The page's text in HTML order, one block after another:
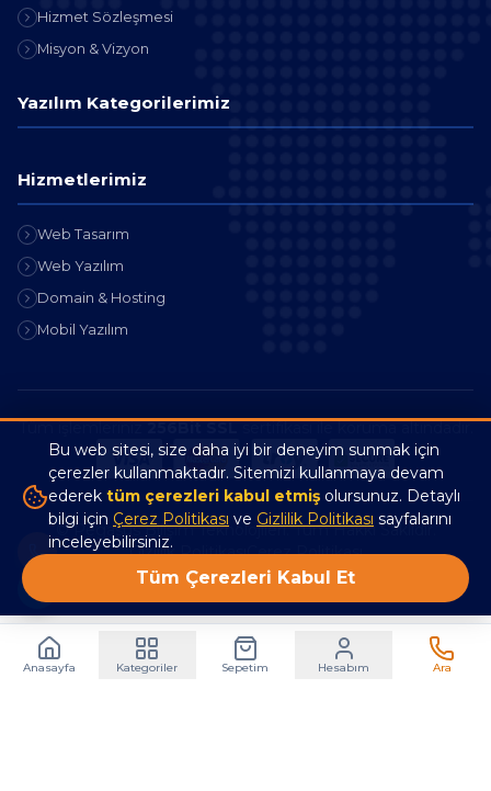
Hizmet Sözleşmesi
Misyon & Vizyon
Yazılım Kategorilerimiz
Hizmetlerimiz
Web Tasarım
Web Yazılım
Domain & Hosting
Mobil Yazılım
Tüm işlemleriniz256Bit SSLsertifikası ile koruma altındadır.
© Pegasus Bilişim Teknolojileri. Tüm Hakkı Saklıdır.
Gizlilik PolitikasıÇerez Politikası
Anasayfa Kategoriler Sepetim Hesabım Ara
Bu web sitesi, size daha iyi bir deneyim sunmak için
çerezler kullanmaktadır. Sitemizi kullanmaya devam
ederek tüm çerezleri kabul etmiş olursunuz. Detaylı
bilgi için Çerez Politikası ve Gizlilik Politikası sayfalarını
inceleyebilirsiniz.
Tüm Çerezleri Kabul Et